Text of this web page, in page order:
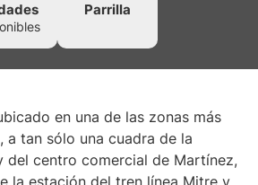
Parrilla
en una de las zonas más
a tan sólo una cuadra de la
del centro comercial de Martínez,